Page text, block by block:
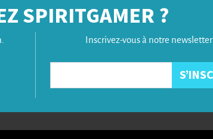
SPIRITGAMER ?
Inscrivez-vous à notre newsletter